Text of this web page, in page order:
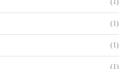
(1)
(1)
(1)
(1)